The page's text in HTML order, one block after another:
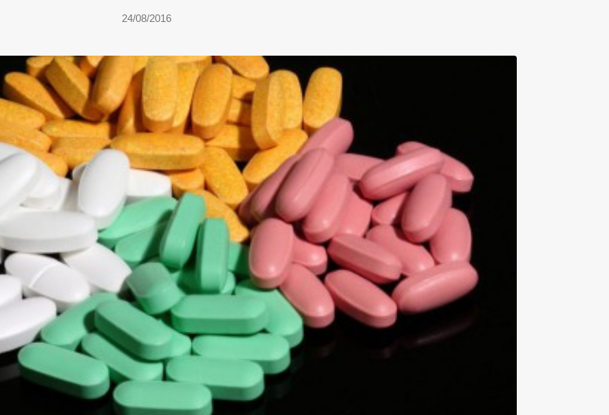
24/08/2016